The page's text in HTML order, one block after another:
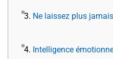
3. Ne laissez plus
4. Intelligence